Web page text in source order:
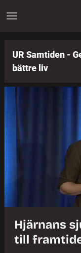
UR Samtiden -
bättre liv
Hjärnans
till